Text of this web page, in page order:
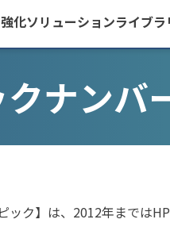
化ソリューションライブラ
ナンバ
ク】は、2012年までは